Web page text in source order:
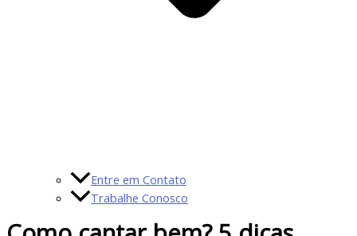
Entre em Contato
Trabalhe Conosco